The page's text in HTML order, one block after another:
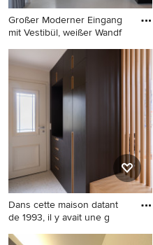
Großer Moderner Eingang
mit Vestibül, weißer Wandf
Großer Moderner Eingang
mit Vestibül, weißer
Wandfarbe, Einzeltür,
weißem Boden und Terrazzo-
Boden in Sonstige
Dans cette maison datant
de 1993, il y avait une g
Kleine Moderne Haustür mit